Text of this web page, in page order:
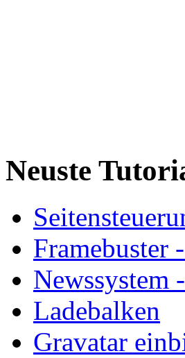
Neuste
Framebuster
Newssystem
Ladebalken
Gravatar